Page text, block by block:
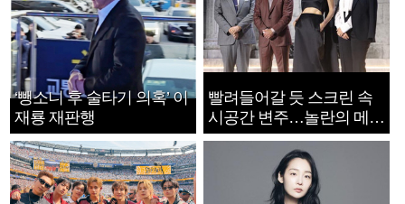
‘뺑소니 후 술타기 의혹’ 이
재룡 재판행
빨려들어갈 듯 스크린 속
시공간 변주…놀란의 메시
지는 ‘전쟁 속죄’